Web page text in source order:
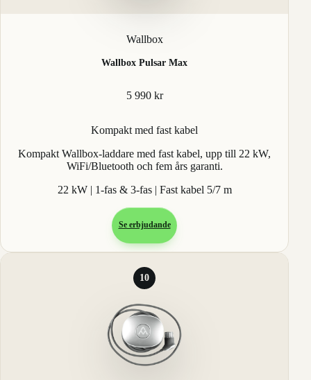
Wallbox
Wallbox Pulsar Max
5 990 kr
Kompakt med fast kabel
Kompakt Wallbox-laddare med fast kabel, upp till 22 kW,
WiFi/Bluetooth och fem års garanti.
22 kW | 1-fas & 3-fas | Fast kabel 5/7 m
Se erbjudande
10